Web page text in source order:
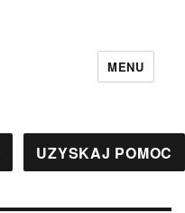
MENU
UZYSKAJ POMOC